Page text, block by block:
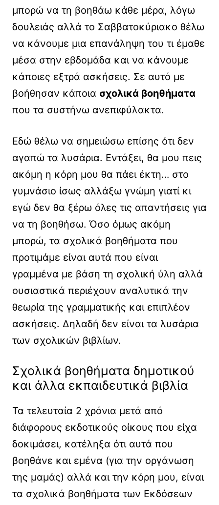
μπορώ να τη βοηθάω κάθε μέρα, λόγω
δουλειάς αλλά το Σαββατοκύριακο θέλω
να κάνουμε μια επανάληψη του τι έμαθε
μέσα στην εβδομάδα και να κάνουμε
κάποιες εξτρά ασκήσεις. Σε αυτό με
βοήθησαν κάποια σχολικά βοηθήματα
που τα συστήνω ανεπιφύλακτα.
Εδώ θέλω να σημειώσω επίσης ότι δεν
αγαπώ τα λυσάρια. Εντάξει, θα μου πεις
ακόμη η κόρη μου θα πάει έκτη… στο
γυμνάσιο ίσως αλλάξω γνώμη γιατί κι
εγώ δεν θα ξέρω όλες τις απαντήσεις για
να τη βοηθήσω. Όσο όμως ακόμη
μπορώ, τα σχολικά βοηθήματα που
προτιμάμε είναι αυτά που είναι
γραμμένα με βάση τη σχολική ύλη αλλά
ουσιαστικά περιέχουν αναλυτικά την
θεωρία της γραμματικής και επιπλέον
ασκήσεις. Δηλαδή δεν είναι τα λυσάρια
των σχολικών βιβλίων.
Σχολικά βοηθήματα δημοτικού
και άλλα εκπαιδευτικά βιβλία
Τα τελευταία 2 χρόνια μετά από
διάφορους εκδοτικούς οίκους που είχα
δοκιμάσει, κατέληξα ότι αυτά που
βοηθάνε και εμένα (για την οργάνωση
της μαμάς) αλλά και την κόρη μου, είναι
τα σχολικά βοηθήματα των Εκδόσεων